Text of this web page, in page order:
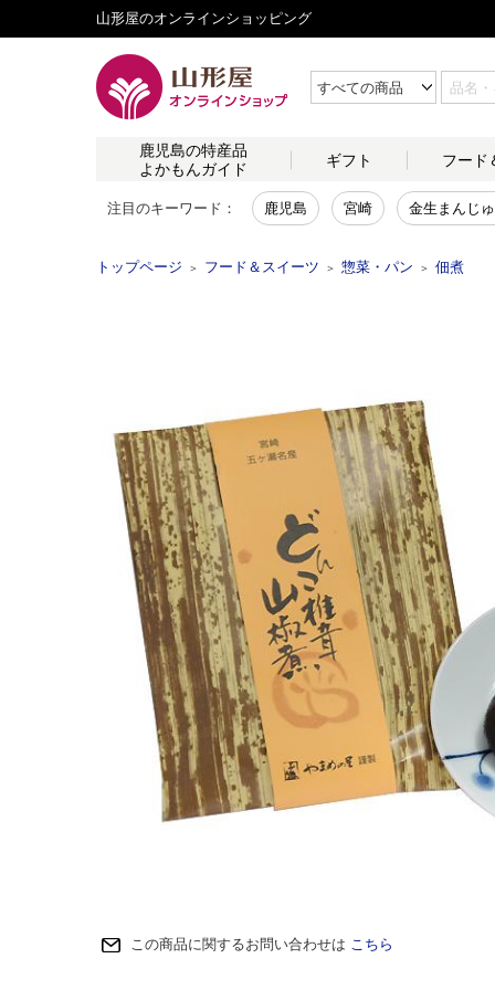
山形屋のオンラインショッピング
鹿児島の特産品
よかもんガイド
ギフト フード
注目のキーワード： 鹿児島 宮崎 金生まんじ
トップページ ＞ フード＆スイーツ ＞ 惣菜・パン ＞ 佃煮
この商品に関するお問い合わせは こちら